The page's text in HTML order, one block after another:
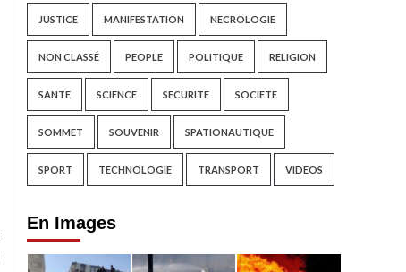
JUSTICE MANIFESTATION NECROLOGIE
NON CLASSÉ PEOPLE POLITIQUE RELIGION
SANTE SCIENCE SECURITE SOCIETE
SOMMET SOUVENIR SPATIONAUTIQUE
SPORT TECHNOLOGIE TRANSPORT VIDEOS
En Images